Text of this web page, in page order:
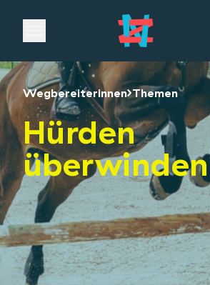
Open main menu
Wegbereiterinnen Themen
Hürden
überwinden